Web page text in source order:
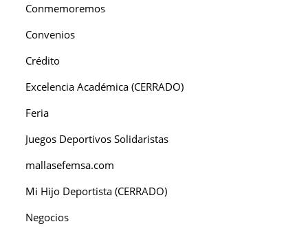
Conmemoremos
Convenios
Crédito
Excelencia Académica (CERRADO)
Feria
Juegos Deportivos Solidaristas
mallasefemsa.com
Mi Hijo Deportista (CERRADO)
Negocios